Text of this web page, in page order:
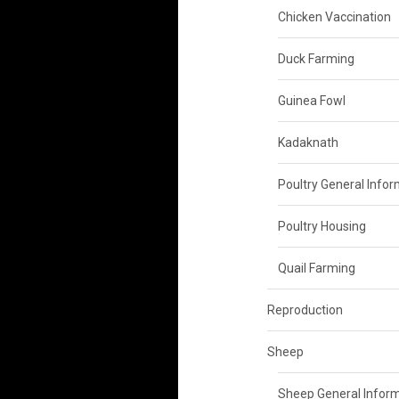
Chicken Vaccination
Duck Farming
Guinea Fowl
Kadaknath
Poultry General
Poultry Housing
Quail Farming
Reproduction
Sheep
Sheep General